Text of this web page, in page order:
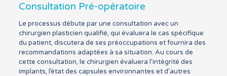
Consultation Pré-opératoire
Le processus débute par une consultation avec un
chirurgien plasticien qualifié, qui évaluera le cas spécifique
du patient, discutera de ses préoccupations et fournira des
recommandations adaptées à sa situation. Au cours de
cette consultation, le chirurgien évaluera l’intégrité des
implants, l’état des capsules environnantes et d’autres